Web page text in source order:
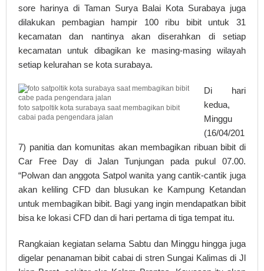
sore harinya di Taman Surya Balai Kota Surabaya juga
dilakukan pembagian hampir 100 ribu bibit untuk 31
kecamatan dan nantinya akan diserahkan di setiap
kecamatan untuk dibagikan ke masing-masing wilayah
setiap kelurahan se kota surabaya.
foto satpoltik kota surabaya saat membagikan bibit
cabai pada pengendara jalan
Di hari
kedua,
Minggu
(16/04/201
7) panitia dan komunitas akan membagikan ribuan bibit di
Car Free Day di Jalan Tunjungan pada pukul 07.00.
“Polwan dan anggota Satpol wanita yang cantik-cantik juga
akan keliling CFD dan blusukan ke Kampung Ketandan
untuk membagikan bibit. Bagi yang ingin mendapatkan bibit
bisa ke lokasi CFD dan di hari pertama di tiga tempat itu.
Rangkaian kegiatan selama Sabtu dan Minggu hingga juga
digelar penanaman bibit cabai di stren Sungai Kalimas di Jl